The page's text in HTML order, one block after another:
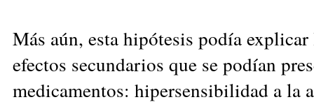
Más aún, esta hipótesis podía
efectos secundarios que se podían
medicamentos: hipersensibilidad a la